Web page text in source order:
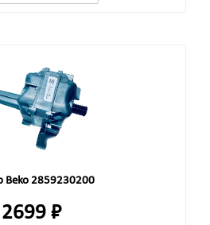
Beko 2859230200
2699 ₽